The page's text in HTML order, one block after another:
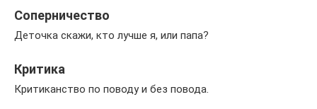
Соперничество
Деточка скажи, кто лучше я, или папа?
Критика
Критиканство по поводу и без повода.